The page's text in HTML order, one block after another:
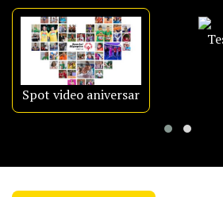
Spot video aniversar